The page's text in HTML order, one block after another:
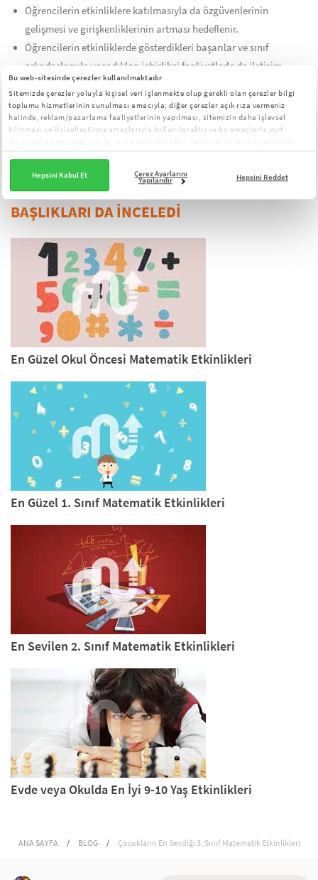
Bu web-sitesinde çerezler kullanılmaktadır
Sitemizde çerezler yoluyla kişisel veri işlenmekte olup gerekli olan çerezler bilgi
toplumu hizmetlerinin sunulması amacıyla; diğer çerezler açık rıza vermeniz
halinde, reklam/pazarlama faaliyetlerinin yapılması, sitemizin daha işlevsel
kılınması ve kişiselleştirme amaçlarıyla kullanılacaktır ve bu amaçlarla yurt
yönetebilirsiniz:Çerez Aydınlatma Metni
Hepsini Kabul Et Çerez Ayarlarını
Yapılandır Hepsini Reddet
Öğrencilerin etkinliklere katılmasıyla da özgüvenlerinin
gelişmesi ve girişkenliklerinin artması hedeflenir.
Öğrencilerin etkinliklerde gösterdikleri başarılar ve sınıf
arkadaşlarıyla yaşadıkları işbirlikçi faaliyetlerle de iletişim
kabiliyetlerinin geliştirilmesi amaçlanır.
Son Güncelleme Tarihi: 15 Mart 2023
Çağrı Mustafa Alkan
BU YAZIYI OKUYANLAR AŞAĞIDAKİ
BAŞLIKLARI DA İNCELEDİ
En Güzel Okul Öncesi Matematik Etkinlikleri
En Güzel 1. Sınıf Matematik Etkinlikleri
En Sevilen 2. Sınıf Matematik Etkinlikleri
Evde veya Okulda En İyi 9-10 Yaş Etkinlikleri
ANA SAYFA / BLOG / Çocukların En Sevdiği 3. Sınıf Matematik Etkinlikleri